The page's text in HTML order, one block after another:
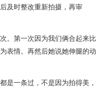
及时整改重新拍摄，再审
。第一次因为我们俩合起来比
表情。再然后她说她伸腿的动
一条过，不是因为拍得美，